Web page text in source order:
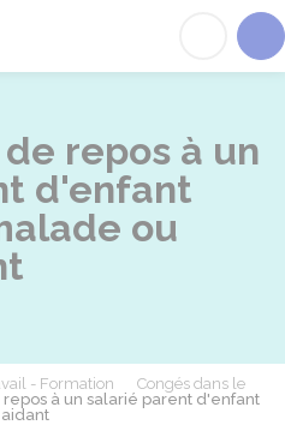
repos à un
d'enfant
ou
- Formation
Congés dans le
repos à un salarié parent d'enfant